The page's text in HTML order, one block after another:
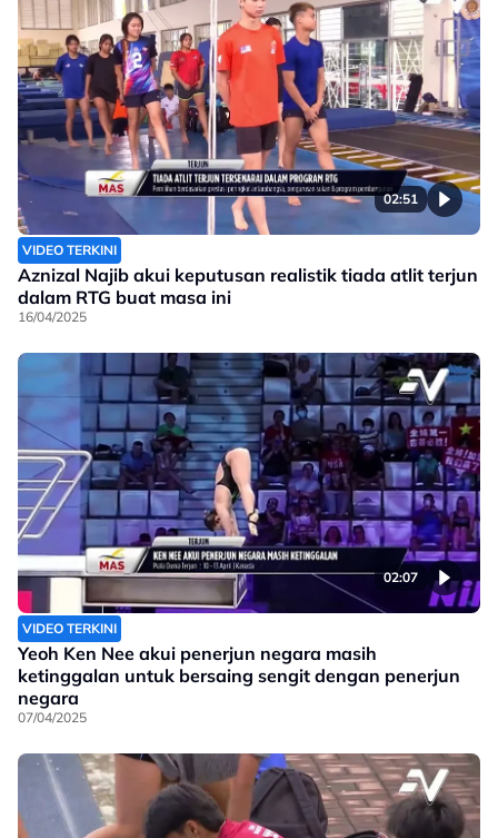
02:51
VIDEO TERKINI
Aznizal Najib akui keputusan realistik tiada atlit terjun
dalam RTG buat masa ini
16/04/2025
02:07
VIDEO TERKINI
Yeoh Ken Nee akui penerjun negara masih
ketinggalan untuk bersaing sengit dengan penerjun
negara
07/04/2025